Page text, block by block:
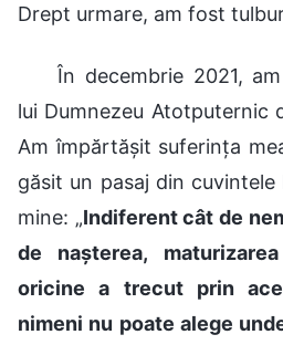
Drept urmare, am fost
În decembrie 2021,
lui Dumnezeu Atotputernic
Am împărtășit suferința
găsit un pasaj din cuvintele
mine: „Indiferent cât de
de nașterea,
oricine a trecut prin
nimeni nu poate alege